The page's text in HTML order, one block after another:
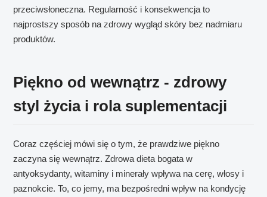
przeciwsłoneczna. Regularność i konsekwencja to
najprostszy sposób na zdrowy wygląd skóry bez nadmiaru
produktów.
Piękno od wewnątrz - zdrowy
styl życia i rola suplementacji
Coraz częściej mówi się o tym, że prawdziwe piękno
zaczyna się wewnątrz. Zdrowa dieta bogata w
antyoksydanty, witaminy i minerały wpływa na cerę, włosy i
paznokcie. To, co jemy, ma bezpośredni wpływ na kondycję